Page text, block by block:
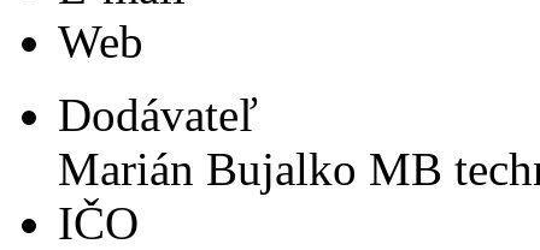
Web
Dodávateľ
Marián Bujalko MB
IČO